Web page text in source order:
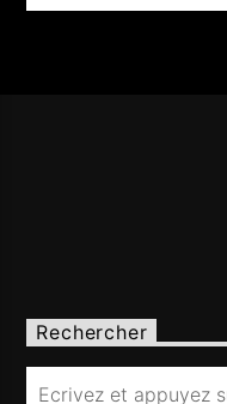
Rechercher